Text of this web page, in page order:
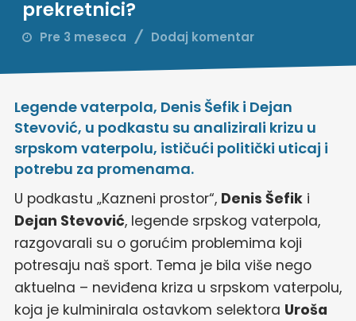
prekretnici?
Pre 3 meseca Dodaj komentar
Legende vaterpola, Denis Šefik i Dejan
Stevović, u podkastu su analizirali krizu u
srpskom vaterpolu, ističući politički uticaj i
potrebu za promenama.
U podkastu „Kazneni prostor“, Denis Šefik i
Dejan Stevović, legende srpskog vaterpola,
razgovarali su o gorućim problemima koji
potresaju naš sport. Tema je bila više nego
aktuelna – neviđena kriza u srpskom vaterpolu,
koja je kulminirala ostavkom selektora Uroša